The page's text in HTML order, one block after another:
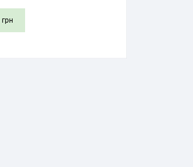
грн